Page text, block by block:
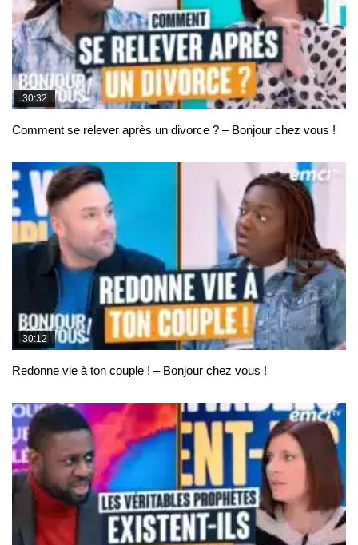
30:32
Comment se relever après un divorce ? – Bonjour chez vous !
30:12
Redonne vie à ton couple ! – Bonjour chez vous !